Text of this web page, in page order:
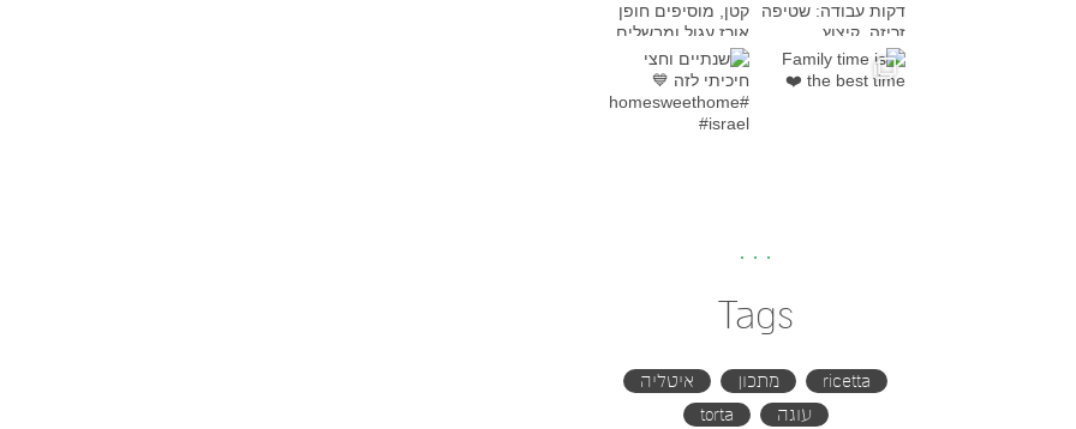
שנתיים וחצי חיכיתי לזה
Tags
ricetta מתכון
איטליה
עוגה
torta